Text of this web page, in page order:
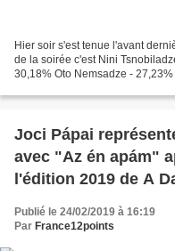
Hier soir s'est tenue l'avant
de la soirée c'est Nini
30,18% Oto Nemsadze -
Joci Pápai
avec "Az én apám"
l'édition 2019 de A
Publié le 24/02/2019 à 16:19
Par France12points